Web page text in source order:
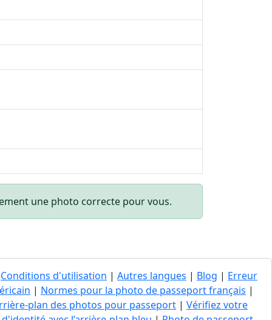
une photo correcte pour vous.
Conditions d'utilisation | Autres langues | Blog | Erreur
| Normes pour la photo de passeport français |
plan des photos pour passeport | Vérifiez votre